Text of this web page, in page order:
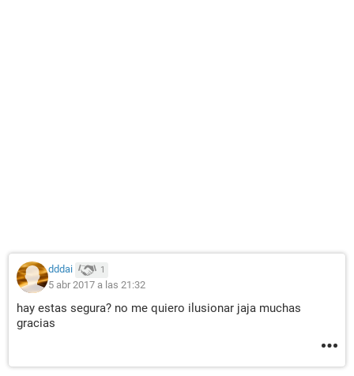
dddai 1
5 abr 2017 a las 21:32
hay estas segura? no me quiero ilusionar jaja muchas
gracias